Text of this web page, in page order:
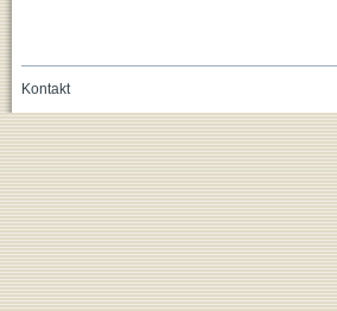
Kontakt